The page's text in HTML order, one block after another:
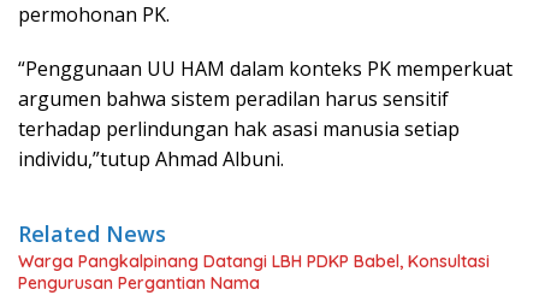
permohonan PK.
“Penggunaan UU HAM dalam konteks PK memperkuat
argumen bahwa sistem peradilan harus sensitif
terhadap perlindungan hak asasi manusia setiap
individu,”tutup Ahmad Albuni.
Related News
Warga Pangkalpinang Datangi LBH PDKP Babel, Konsultasi
Pengurusan Pergantian Nama